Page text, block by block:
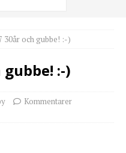
30år och gubbe! :-)
gubbe! :-)
Kommentarer